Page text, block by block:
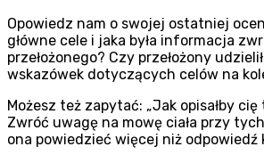
Opowiedz nam o swojej ostatniej
główne cele i jaka była informacja
przełożonego? Czy przełożony
wskazówek dotyczących celów na
Możesz też zapytać: „Jak opisałby cię
Zwróć uwagę na mowę ciała przy
ona powiedzieć więcej niż odpowiedź